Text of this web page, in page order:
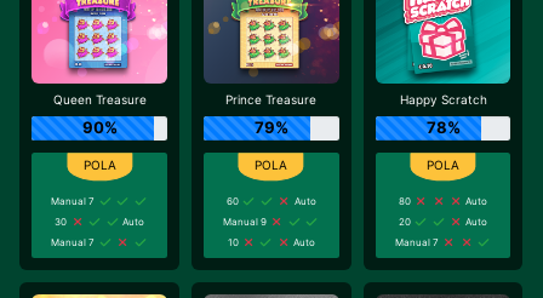
Queen Treasure
90%
Manual 7
30
Auto
Manual 7
Prince Treasure
79%
60
Auto
Manual 9
10
Auto
Happy Scratch
78%
80
Auto
20
Auto
Manual 7